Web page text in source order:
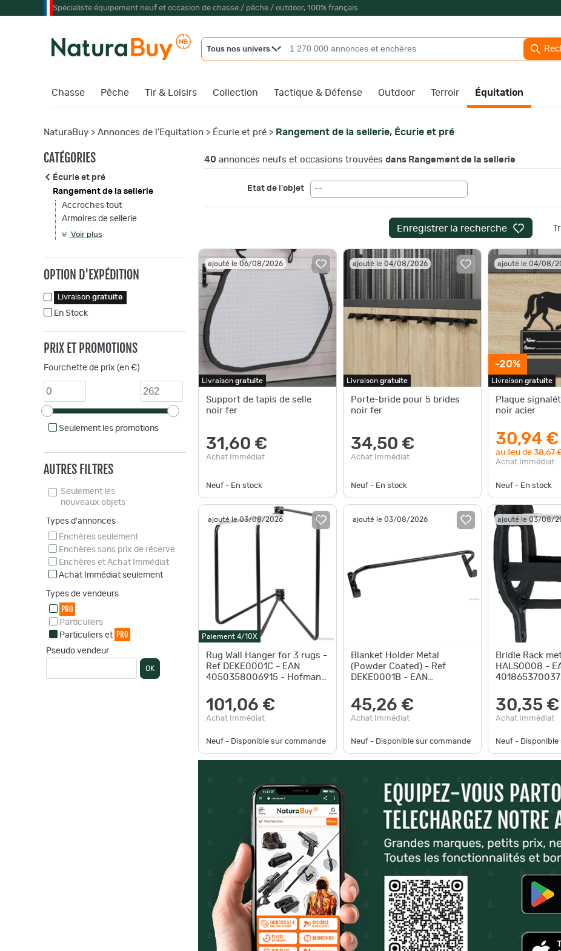
Spécialiste équipement neuf et occasion de chasse / pêche / outdoor, 100% français
Tous nos univers
Chasse Pêche Tir & Loisirs Collection Tactique & Défense Outdoor Terroir Équitation
NaturaBuy > Annonces de l'Equitation > Écurie et pré > Rangement de la sellerie, Écurie et pré
CATÉGORIES
Écurie et pré
Rangement de la sellerie
Accroches tout
Armoires de sellerie
Voir plus
OPTION D'EXPÉDITION
Livraison gratuite
En Stock
PRIX ET PROMOTIONS
Fourchette de prix (en €)
Seulement les promotions
AUTRES FILTRES
Seulement les
nouveaux objets
Types d'annonces
Enchères seulement
Enchères sans prix de réserve
Enchères et Achat Immédiat
Achat Immédiat seulement
Types de vendeurs
PRO
Particuliers
Particuliers et PRO
Pseudo vendeur
OK
40 annonces neufs et occasions trouvées dans Rangement de la sellerie
Etat de l'objet --
Enregistrer la recherche
ajouté le 06/08/2026
Livraison gratuite
Support de tapis de selle
noir fer
31,60 €
Achat Immédiat
Neuf - En stock
ajouté le 04/08/2026
Livraison gratuite
Porte-bride pour 5 brides
noir fer
34,50 €
Achat Immédiat
Neuf - En stock
ajouté le 04/08/
-20%
Livraison gratuite
Plaque
noir acier
30,94 €
au lieu de38,67
Achat Immédiat
Neuf - En stock
ajouté le 03/08/2026
Paiement 4/10X
Rug Wall Hanger for 3 rugs -
Ref DEKE0001C - EAN
4050358006915 - Hofman
101,06 €
Achat Immédiat
Neuf - Disponible sur commande
ajouté le 03/08/2026
Blanket Holder Metal
(Powder Coated) - Ref
DEKE0001B - EAN
Animal Care
45,26 €
Achat Immédiat
Neuf - Disponible sur commande
ajouté le 03/08/
Bridle Rack
HALS0008 -
30,35 €
Achat Immédiat
Neuf -